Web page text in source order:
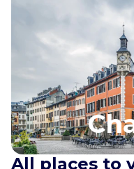
All places to